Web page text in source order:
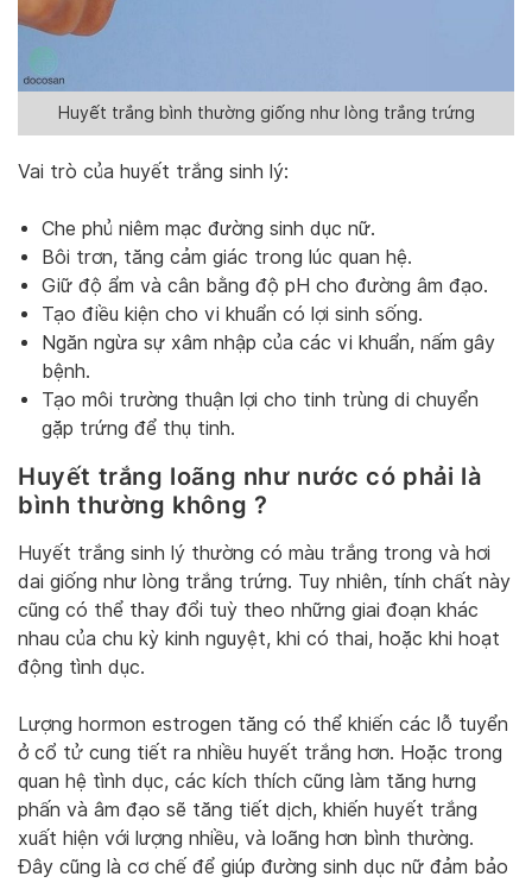
Huyết trắng bình thường giống như lòng trắng trứng
Vai trò của huyết trắng sinh lý:
Che phủ niêm mạc đường sinh dục nữ.
Bôi trơn, tăng cảm giác trong lúc quan hệ.
Giữ độ ẩm và cân bằng độ pH cho đường âm đạo.
Tạo điều kiện cho vi khuẩn có lợi sinh sống.
Ngăn ngừa sự xâm nhập của các vi khuẩn, nấm gây
bệnh.
Tạo môi trường thuận lợi cho tinh trùng di chuyển
gặp trứng để thụ tinh.
Huyết trắng loãng như nước có phải là
bình thường không ?
Huyết trắng sinh lý thường có màu trắng trong và hơi
dai giống như lòng trắng trứng. Tuy nhiên, tính chất này
cũng có thể thay đổi tuỳ theo những giai đoạn khác
nhau của chu kỳ kinh nguyệt, khi có thai, hoặc khi hoạt
động tình dục.
Lượng hormon estrogen tăng có thể khiến các lỗ tuyển
ở cổ tử cung tiết ra nhiều huyết trắng hơn. Hoặc trong
quan hệ tình dục, các kích thích cũng làm tăng hưng
phấn và âm đạo sẽ tăng tiết dịch, khiến huyết trắng
xuất hiện với lượng nhiều, và loãng hơn bình thường.
Đây cũng là cơ chế để giúp đường sinh dục nữ đảm bảo